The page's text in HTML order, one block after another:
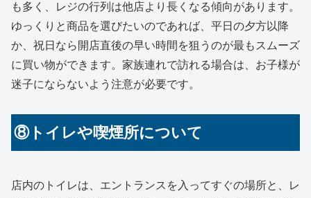
も多く、レジの行列は他店より長くなる傾向があります。
ゆっくりと商品を選びたいのであれば、平日の夕方以降
か、祝日なら開店直後の早い時間を狙うのが最もスムーズ
に買い物ができます。家族連れで訪れる場合は、お子様が
迷子にならないよう注意が必要です。
⑧トイレや喫煙所について
店内のトイレは、エントランスを入ってすぐの場所と、レ